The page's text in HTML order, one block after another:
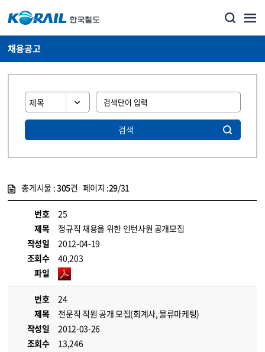
채용공고
검색
총게시물 :305건 페이지 :29/31
번호
25
제목
정규직 채용을 위한 인턴사원 공개모집
작성일
2012-04-19
조회수
40,203
파일
번호
24
제목
전문직 직원 공개 모집(회계사, 물류마케팅)
작성일
2012-03-26
조회수
13,246